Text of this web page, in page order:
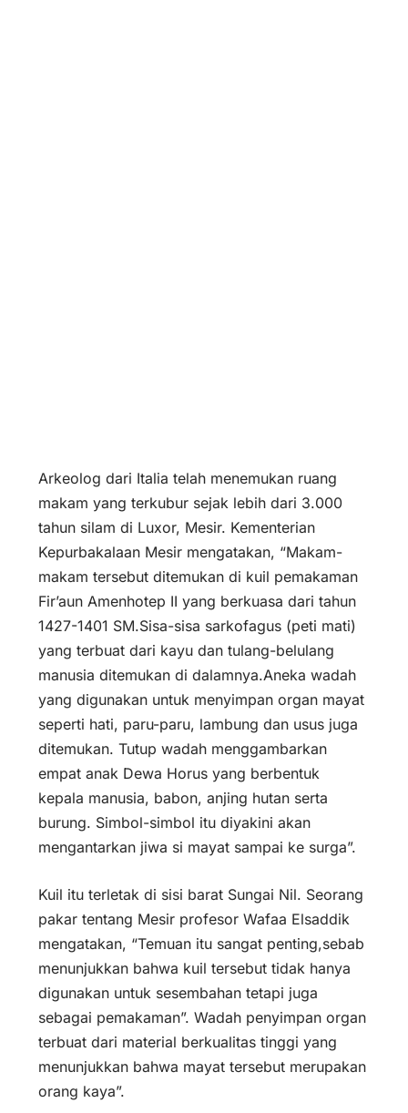
Arkeolog dari Italia telah menemukan ruang
makam yang terkubur sejak lebih dari 3.000
tahun silam di Luxor, Mesir. Kementerian
Kepurbakalaan Mesir mengatakan, “Makam-
makam tersebut ditemukan di kuil pemakaman
Fir’aun Amenhotep II yang berkuasa dari tahun
1427-1401 SM.Sisa-sisa sarkofagus (peti mati)
yang terbuat dari kayu dan tulang-belulang
manusia ditemukan di dalamnya.Aneka wadah
yang digunakan untuk menyimpan organ mayat
seperti hati, paru-paru, lambung dan usus juga
ditemukan. Tutup wadah menggambarkan
empat anak Dewa Horus yang berbentuk
kepala manusia, babon, anjing hutan serta
burung. Simbol-simbol itu diyakini akan
mengantarkan jiwa si mayat sampai ke surga”.
Kuil itu terletak di sisi barat Sungai Nil. Seorang
pakar tentang Mesir profesor Wafaa Elsaddik
mengatakan, “Temuan itu sangat penting,sebab
menunjukkan bahwa kuil tersebut tidak hanya
digunakan untuk sesembahan tetapi juga
sebagai pemakaman”. Wadah penyimpan organ
terbuat dari material berkualitas tinggi yang
menunjukkan bahwa mayat tersebut merupakan
orang kaya”.